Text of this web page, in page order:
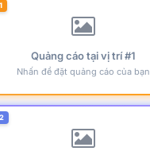
Quảng cáo tại vị trí #1
Nhấn để đặt quảng cáo của bạn